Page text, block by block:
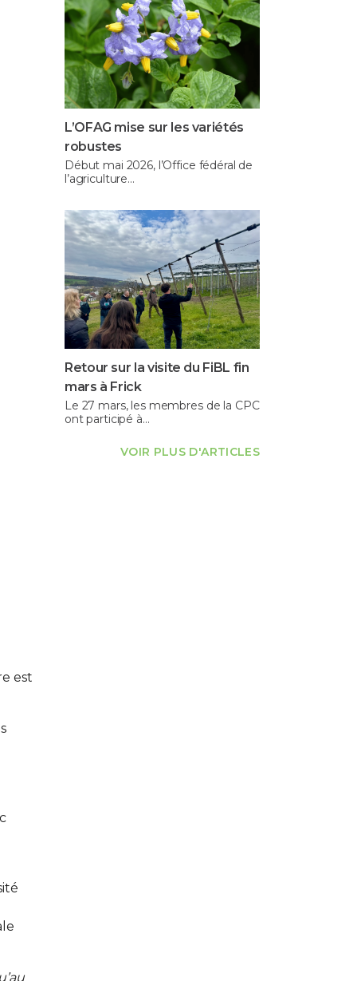
est
L’OFAG mise sur les variétés
robustes
Début mai 2026, l’Office fédéral de
l’agriculture…
Retour sur la visite du FiBL fin
mars à Frick
Le 27 mars, les membres de la CPC
ont participé à…
VOIR PLUS D'ARTICLES